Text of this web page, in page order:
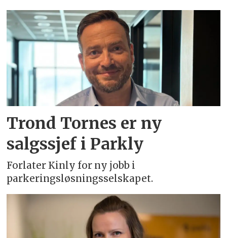
Emne:
parkly
Trond Tornes er ny
salgssjef i Parkly
Forlater Kinly for ny jobb i
parkeringsløsningsselskapet.